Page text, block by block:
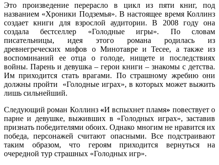
Это произведение перерасло в цикл из пяти книг, под
названием «Хроники Подземья». В настоящее время Коллинз
создает книги для взрослой аудитории. В 2008 году она
создала бестселлер «Голодные игры». По словам
писательницы, идея этого романа родилась из
древнегреческих мифов о Минотавре и Тесее, а также из
воспоминаний ее отца о голоде, нищете и последствиях
войны. Парень и девушка – герои книги – знакомы с детства.
Им приходится стать врагами. По страшному жребию они
должны пройти «Голодные играх», в которых может выжить
лишь сильнейший.
Следующий роман Коллинз «И вспыхнет пламя» повествует о
парне и девушке, выживших в «Голодных играх», заставив
признать победителями обоих. Однако многим не нравится их
победа, персонажей считают опасными. Все подстраивают
таким образом, что героям приходится вернуться на
очередной тур страшных «Голодных игр».